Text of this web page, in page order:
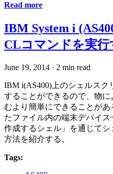
Read more
IBM System i
CLコマンドを実行
June 19, 2014 · 2 min read
IBM i(AS400)上のシェルス
することができるので、物
むより簡単にできることが
たファイル内の端末デバイ
作成するシェル」を通じて
方法を紹介する。
Tags: